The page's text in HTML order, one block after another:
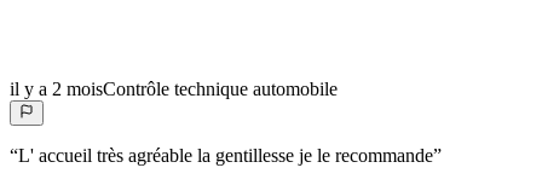
il y a 2 moisContrôle technique automobile
“L' accueil très agréable la gentillesse je le recommande”